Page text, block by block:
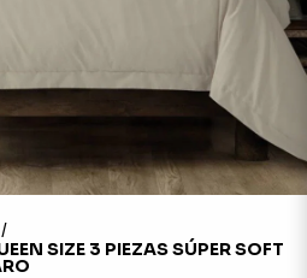
/
SIZE 3 PIEZAS SÚPER SOFT